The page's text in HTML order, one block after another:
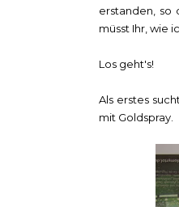
erstanden, so
müsst Ihr, wie
Los geht's!
Als erstes
mit Goldspray.